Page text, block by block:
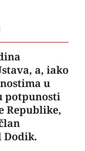
a, iako
u
potpunosti
Republike,
Dodik.